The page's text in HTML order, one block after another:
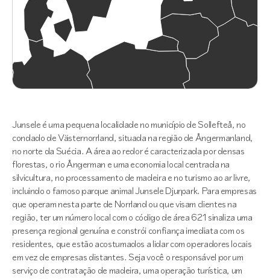
Junsele é uma pequena localidade no município de Sollefteå, no
condado de Västernorrland, situada na região de Ångermanland,
no norte da Suécia. A área ao redor é caracterizada por densas
florestas, o rio Ångerman e uma economia local centrada na
silvicultura, no processamento de madeira e no turismo ao ar livre,
incluindo o famoso parque animal Junsele Djurpark. Para empresas
que operam nesta parte de Norrland ou que visam clientes na
região, ter um número local com o código de área 621 sinaliza uma
presença regional genuína e constrói confiança imediata com os
residentes, que estão acostumados a lidar com operadores locais
em vez de empresas distantes. Seja você o responsável por um
serviço de contratação de madeira, uma operação turística, um